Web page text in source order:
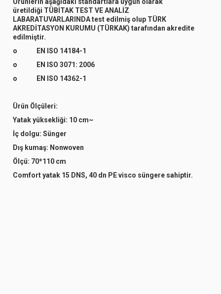
üretildiği TÜBİTAK TEST VE ANALİZ
LABARATUVARLARINDAtest edilmiş olup TÜRK
AKREDİTASYON KURUMU (TÜRKAK) tarafından akredite
edilmiştir.
o EN ISO 14184-1
o EN ISO 3071: 2006
o EN ISO 14362-1
Ürün Ölçüleri:
Yatak yüksekliği: 10 cm~
İç dolgu: Sünger
Dış kumaş: Nonwoven
Ölçü: 70*110 cm
Comfort yatak 15 DNS, 40 dn PE visco süngere sahiptir.